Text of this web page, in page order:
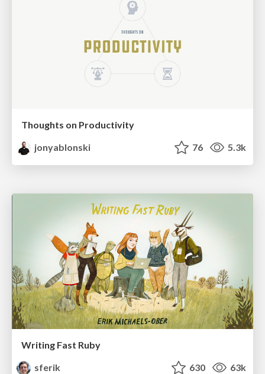
Thoughts on Productivity
jonyablonski
76 5.3k
Writing Fast Ruby
sferik
630 63k